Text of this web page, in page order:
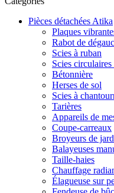
Pièces détachées Atika
Plaques vibrantes
Rabot de
Scies à ruban
Scies
Bétonnière
Herses de sol
Scies à
Tarières
Appareils de
Coupe-carreaux
Broyeurs de
Balayeuses
Taille-haies
Chauffage
Élagueuse sur
Fendeuse de
Kit d'entretien